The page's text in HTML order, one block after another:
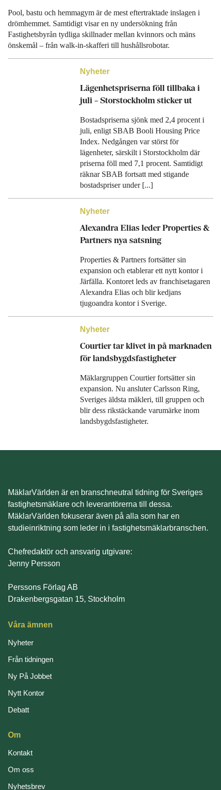
Pool, bastu och hemmagym är de mest eftertraktade inslagen i
drömhemmet. Samtidigt visar en ny undersökning från
Fastighetsbyrån tydliga skillnader mellan kvinnors och mäns
önskemål – från walk-in-skafferi till hushållsrobotar.
Nyheter
Lägenhetspriserna föll tillbaka i
juli – Storstockholm sticker ut
Bostadspriserna sjönk med 2,4 procent i
juli, enligt SBAB Booli Housing Price
Index. Nedgången var störst för
lägenheter, särskilt i Storstockholm där
priserna föll med 7,1 procent. Samtidigt
räknar SBAB fortsatt med stigande
bostadspriser under [...]
Nyheter
Alexandra Elias leder Properties &
Partners nya satsning
Properties & Partners fortsätter sin
expansion och etablerar ett nytt kontor i
Järfälla. Kontoret leds av franchisetagaren
Alexandra Elias och blir kedjans
tjugoandra kontor i Sverige.
Nyheter
Courtier tar klivet in på marknaden
för landsbygdsfastigheter
Mäklargruppen Courtier fortsätter sin
expansion. Nu ansluter Carlsson Ring,
Sveriges äldsta mäkleri, till gruppen och
blir dess rikstäckande varumärke inom
landsbygdsfastigheter.
MäklarVärlden är en branschneutral tidning för Sveriges
fastighetsmäklare och leverantörerna till dessa.
MäklarVärlden fokuserar även på alla som har en
studieinriktning som leder in i fastighetsmäklarbranschen.
Chefredaktör och ansvarig utgivare:
Jenny Persson
Perssons Förlag AB
Drakenbergsgatan 15, Stockholm
Våra ämnen
Nyheter
Från tidningen
Ny På Jobbet
Nytt Kontor
Debatt
Om
Kontakt
Om oss
Nyhetsbrev